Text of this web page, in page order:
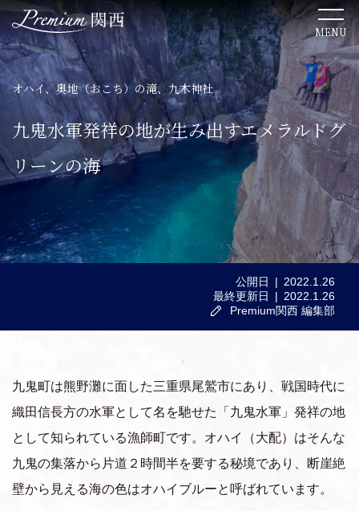
TOP
関西のこだわりステイ
関西ならではの美食体験
ここでしか出会えない絶景
おすすめの周遊ルート
移動体験
MENU
オハイ、奥地（おこち）の滝、九木神社
九鬼水軍発祥の地が生み出すエメラルドグ
リーンの海
公開日
2022.1.26
最終更新日
2022.1.26
Premium関西 編集部
九鬼町は熊野灘に面した三重県尾鷲市にあり、戦国時代に
織田信長方の水軍として名を馳せた「九鬼水軍」発祥の地
として知られている漁師町です。オハイ（大配）はそんな
九鬼の集落から片道２時間半を要する秘境であり、断崖絶
壁から見える海の色はオハイブルーと呼ばれています。